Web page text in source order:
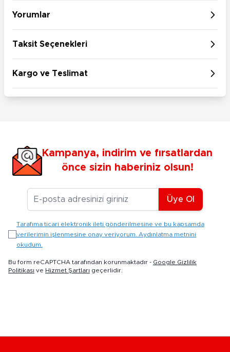
Yorumlar
Taksit Seçenekleri
Kargo ve Teslimat
Kampanya, indirim ve fırsatlardan
önce sizin haberiniz olsun!
E-posta Adresiniz
Üye Ol
Tarafıma ticari elektronik ileti gönderilmesine ve bu kapsamda
verilerimin işlenmesine onay veriyorum. Aydınlatma metnini
okudum.
Bu form reCAPTCHA tarafından korunmaktadır - Google Gizlilik
Politikası ve Hizmet Şartları geçerlidir.